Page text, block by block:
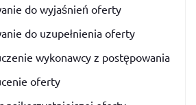
do wyjaśnień oferty
do uzupełnienia oferty
wykonawcy z postępowania
oferty